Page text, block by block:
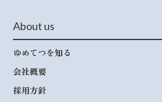
About us
ゆめてつを知る
会社概要
採用方針